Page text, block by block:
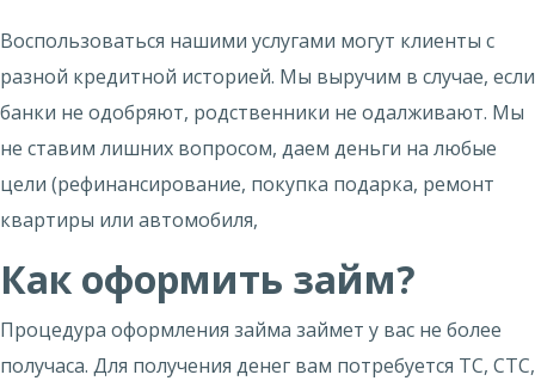
Воспользоваться нашими услугами могут клиенты с
разной кредитной историей. Мы выручим в случае, если
банки не одобряют, родственники не одалживают. Мы
не ставим лишних вопросом, даем деньги на любые
цели (рефинансирование, покупка подарка, ремонт
квартиры или автомобиля,
Как оформить займ?
Процедура оформления займа займет у вас не более
получаса. Для получения денег вам потребуется ТС, СТС,